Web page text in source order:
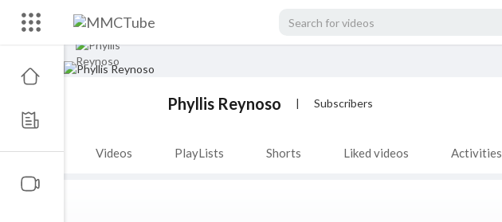
Phyllis Reynoso | Subscribers
Videos PlayLists Shorts Liked videos Activities